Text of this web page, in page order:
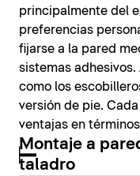
principalmente del
preferencias
fijarse a la pared
sistemas adhesivos.
como los
versión de pie.
ventajas en
Montaje a
taladro